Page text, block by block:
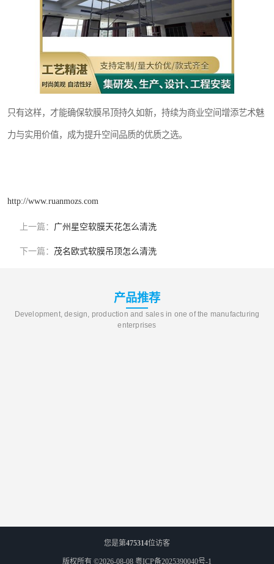
只有这样，才能确保软膜吊顶持久如新，持续为商业空间增添艺术魅
力与实用价值，成为提升空间品质的优质之选。
http://www.ruanmozs.com
上一篇： 广州星空软膜天花怎么清洗
下一篇： 茂名欧式软膜吊顶怎么清洗
产品推荐
Development, design, production and sales in one of the manufacturing
enterprises
您是第475314位访客
版权所有 ©2026-08-08 粤ICP备2025390040号-1